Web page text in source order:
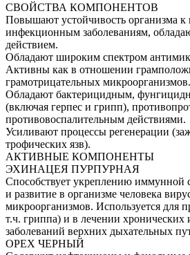
СВОЙСТВА КОМПОНЕНТОВ
Повышают устойчивость организма к
инфекционным заболеваниям,
действием.
Обладают широким спектром
Активны как в отношении
грамотрицательных микроорганизмов.
Обладают бактерицидным,
(включая герпес и грипп),
противовоспалительным действиями.
Усиливают процессы регенерации
трофических язв).
АКТИВНЫЕ КОМПОНЕНТЫ
ЭХИНАЦЕЯ ПУРПУРНАЯ
Способствует укреплению иммунной
и развитие в организме человека
микроорганизмов. Используется
т.ч. гриппа) и в лечении
заболеваний верхних дыхательных
ОРЕХ ЧЕРНЫЙ